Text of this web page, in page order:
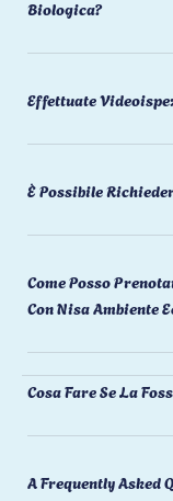
Biologica?
Effettuate
È Possibile
Come Posso
Con Nisa Ambiente
Cosa Fare Se La
A Frequently Asked